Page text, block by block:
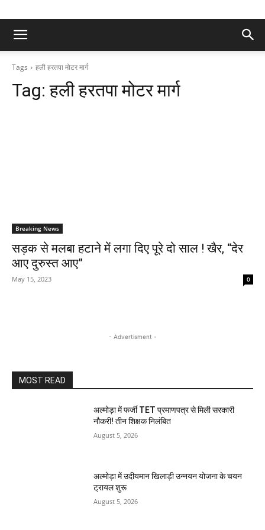
Tags हली हरतपा मोटर मार्ग
Tag:हली हरतपा मोटर मार्ग
Breaking News
सड़क से मलबा हटाने में लगा दिए पूरे दो साल ! खैर, “देर
आए दुरुस्त आए”
May 15, 2023 0
- Advertisment -
MOST READ
अल्मोड़ा में फर्जी TET प्रमाणपत्र से मिली सरकारी
नौकरी! तीन शिक्षक निलंबित
August 5, 2026
अल्मोड़ा में उदीयमान खिलाड़ी उन्नयन योजना के चयन
ट्रायल शुरू
August 5, 2026